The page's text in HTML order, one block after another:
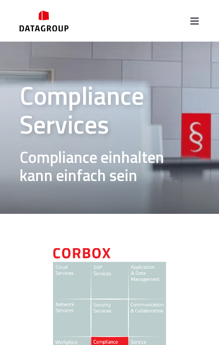
Compliance
Services
Compliance einhalten
kann einfach sein